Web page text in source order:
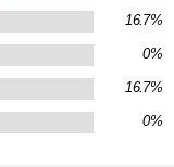
한다. 피사체를 평가하
, 그저 세상을 바라본
최고의 전시기획자
현대미술관(MoM
2000년대 후반까
16.7%
0%
16.7%
0%